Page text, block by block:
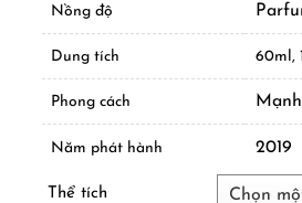
Nồng độ
Dung tích 60ml,
Phong cách
Năm phát hành 2019
Thể tích